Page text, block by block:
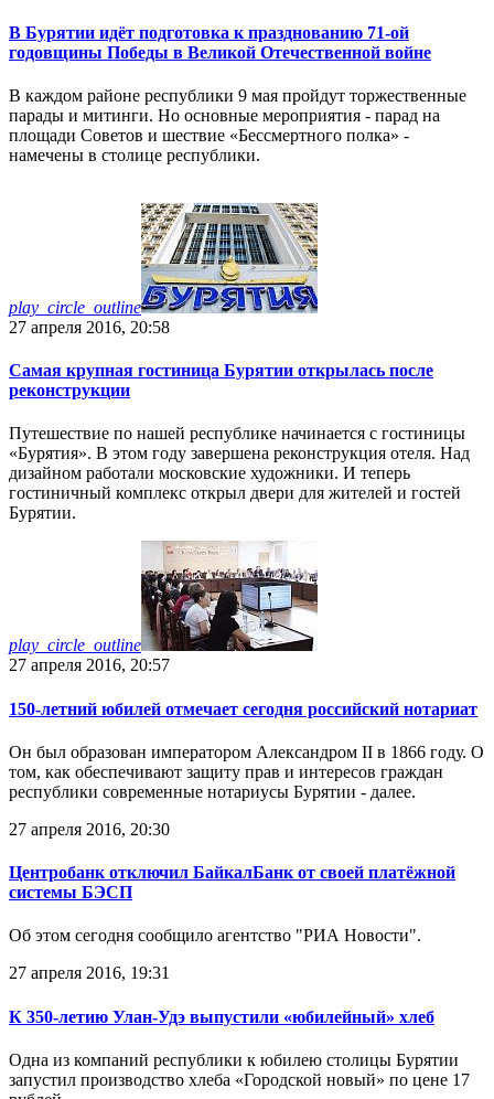
В Бурятии идёт подготовка к празднованию 71-ой
годовщины Победы в Великой Отечественной войне
В каждом районе республики 9 мая пройдут торжественные
парады и митинги. Но основные мероприятия - парад на
площади Советов и шествие «Бессмертного полка» -
намечены в столице республики.
play_circle_outline
27 апреля 2016, 20:58
Самая крупная гостиница Бурятии открылась после
реконструкции
Путешествие по нашей республике начинается с гостиницы
«Бурятия». В этом году завершена реконструкция отеля. Над
дизайном работали московские художники. И теперь
гостиничный комплекс открыл двери для жителей и гостей
Бурятии.
play_circle_outline
27 апреля 2016, 20:57
150-летний юбилей отмечает сегодня российский нотариат
Он был образован императором Александром II в 1866 году. О
том, как обеспечивают защиту прав и интересов граждан
республики современные нотариусы Бурятии - далее.
27 апреля 2016, 20:30
Центробанк отключил БайкалБанк от своей платёжной
системы БЭСП
Об этом сегодня сообщило агентство "РИА Новости".
27 апреля 2016, 19:31
К 350-летию Улан-Удэ выпустили «юбилейный» хлеб
Одна из компаний республики к юбилею столицы Бурятии
запустил производство хлеба «Городской новый» по цене 17